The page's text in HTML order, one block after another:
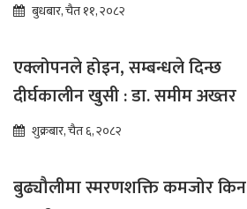
बुधबार, चैत ११, २०८२
एक्लोपनले होइन, सम्बन्धले दिन्छ
दीर्घकालीन खुसी : डा. समीम अख्तर
शुक्रबार, चैत ६, २०८२
बुढ्यौलीमा स्मरणशक्ति कमजोर किन